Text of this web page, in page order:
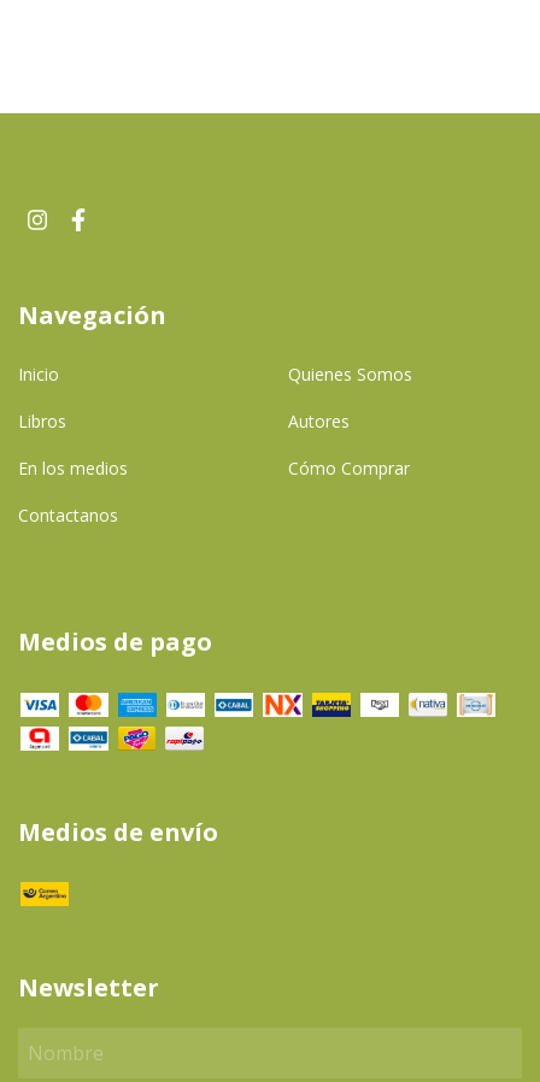
Navegación
Inicio Quienes Somos
Libros Autores
En los medios Cómo Comprar
Contactanos
Medios de pago
Medios de envío
Newsletter